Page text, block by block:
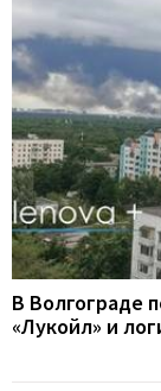
В Волгограде
«Лукойл» и